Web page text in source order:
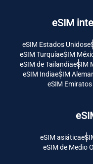
eSIM
eSIM Estados Unidos
eSIM TurquíaeSIM
eSIM de TailandiaeSIM
eSIM IndiaeSIM
eSIM
eSIM asiática
eSIM de Medio